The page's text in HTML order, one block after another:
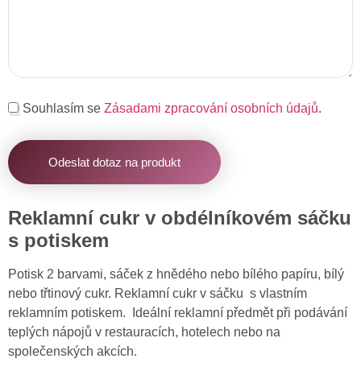
Souhlasím se Zásadami zpracování osobních údajů.
Odeslat dotaz na produkt
Reklamní cukr v obdélníkovém sáčku
s potiskem
Potisk 2 barvami, sáček z hnědého nebo bílého papíru, bílý
nebo třtinový cukr. Reklamní cukr v sáčku s vlastním
reklamním potiskem. Ideální reklamní předmět při podávání
teplých nápojů v restauracích, hotelech nebo na
společenských akcích.